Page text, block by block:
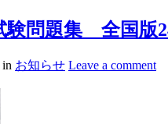
験問題集 全国版
in お知らせ Leave a comment